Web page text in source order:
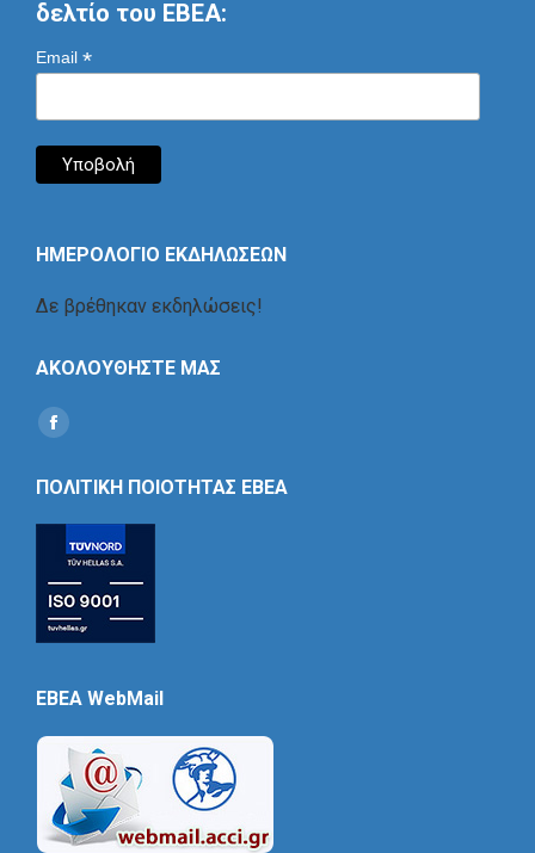
δελτίο του ΕΒΕΑ:
Email *
ΗΜΕΡΟΛΟΓΙΟ ΕΚΔΗΛΩΣΕΩΝ
Δε βρέθηκαν εκδηλώσεις!
ΑΚΟΛΟΥΘΗΣΤΕ ΜΑΣ
Find us on:
Social
ΠΟΛΙΤΙΚΗ ΠΟΙΟΤΗΤΑΣ ΕΒΕΑ
EBEA WebMail